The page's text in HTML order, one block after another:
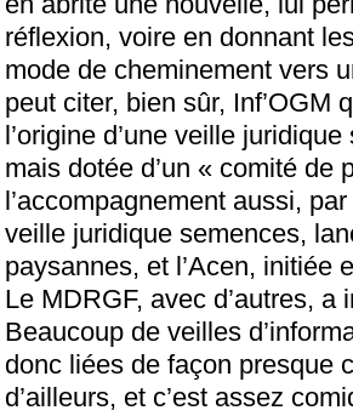
réflexion, voire en donnant
mode de cheminement vers
peut citer, bien sûr, Inf’OGM
l’origine d’une veille
mais dotée d’un « comité de
l’accompagnement aussi,
veille juridique semences,
paysannes, et l’Acen, initiée
Le MDRGF, avec d’autres,
Beaucoup de veilles
donc liées de façon presque
d’ailleurs, et c’est assez